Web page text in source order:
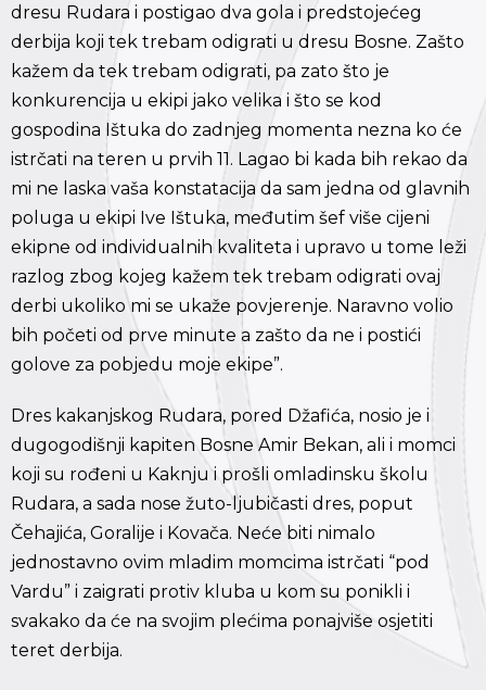
dresu Rudara i postigao dva gola i predstojećeg
derbija koji tek trebam odigrati u dresu Bosne. Zašto
kažem da tek trebam odigrati, pa zato što je
konkurencija u ekipi jako velika i što se kod
gospodina Ištuka do zadnjeg momenta nezna ko će
istrčati na teren u prvih 11. Lagao bi kada bih rekao da
mi ne laska vaša konstatacija da sam jedna od glavnih
poluga u ekipi Ive Ištuka, međutim šef više cijeni
ekipne od individualnih kvaliteta i upravo u tome leži
razlog zbog kojeg kažem tek trebam odigrati ovaj
derbi ukoliko mi se ukaže povjerenje. Naravno volio
bih početi od prve minute a zašto da ne i postići
golove za pobjedu moje ekipe”.
Dres kakanjskog Rudara, pored Džafića, nosio je i
dugogodišnji kapiten Bosne Amir Bekan, ali i momci
koji su rođeni u Kaknju i prošli omladinsku školu
Rudara, a sada nose žuto-ljubičasti dres, poput
Čehajića, Goralije i Kovača. Neće biti nimalo
jednostavno ovim mladim momcima istrčati “pod
Vardu” i zaigrati protiv kluba u kom su ponikli i
svakako da će na svojim plećima ponajviše osjetiti
teret derbija.